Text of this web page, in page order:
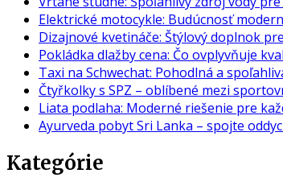
Elektrické motocykle: Budúcnosť
Dizajnové kvetináče: Štýlový doplnok
Pokládka dlažby cena: Čo ovplyvňuje
Taxi na Schwechat: Pohodlná a
Čtyřkolky s SPZ – oblíbené mezi
Liata podlaha: Moderné riešenie pre
Ayurveda pobyt Sri Lanka – spojte
Kategórie